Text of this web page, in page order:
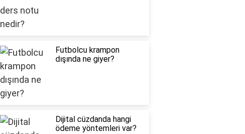
Futbolcu krampon
dışında ne giyer?
Dijital cüzdanda hangi
ödeme yöntemleri var?